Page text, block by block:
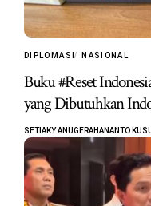
DIPLOMASI NASIONAL
Buku #Reset
yang Dibutuhkan
SETIAKY ANUGERAHANANTO